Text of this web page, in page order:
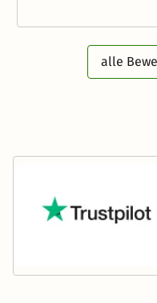
alle